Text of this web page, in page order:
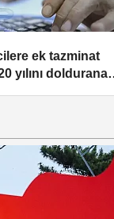
ek tazminat
yılını doldurana